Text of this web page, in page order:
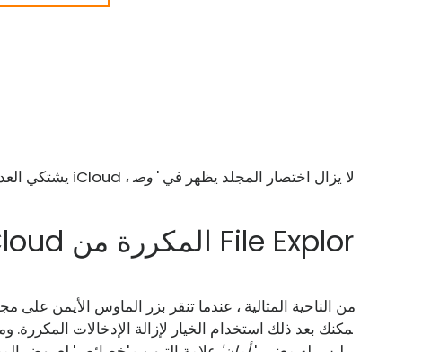
يشتكي العديد من المستخدمين من أنه حتى بعد حذف تطبيق iCloud ، لا يزال اختصار المجلد يظهر في ' وص
من الناحية المثالية ، عندما تنقر بزر الماوس الأيمن
مكنك بعد ذلك استخدام الخيار لإزالة الإدخالات